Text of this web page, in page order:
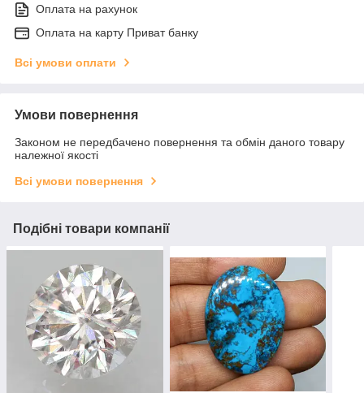
Оплата на рахунок
Оплата на карту Приват банку
Всі умови оплати
Умови повернення
Законом не передбачено повернення та обмін даного товару
належної якості
Всі умови повернення
Подібні товари компанії